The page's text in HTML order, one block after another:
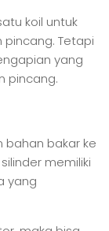
koil untuk
pincang. Tetapi
yang
pincang.
bahan bakar ke
memiliki
yang